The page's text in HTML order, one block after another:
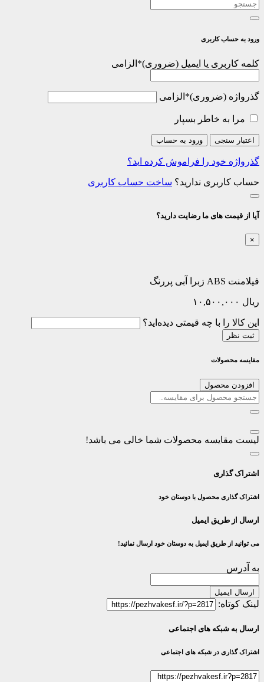
ورود به حساب کاربری
کلمه کاربری یا ایمیل * الزامی
گذرواژه * الزامی
مرا به خاطر بسپار
اعتبار سنجی ورود به حساب
گذرواژه خود را فراموش کرده اید؟
حساب کاربری ندارید؟ ساخت حساب کاربری
آیا از قیمت های ما رضایت دارید؟
×
فیلامنت ABS زبرا آبی پررنگ
ریال
این کالا را با چه قیمتی دیده‌اید؟
ثبت نظر
مقایسه محصولات
افزودن محصول
لیست مقایسه محصولات شما خالی می باشد!
اشتراک گذاری
اشتراک گذاری محصول با دوستان خود
ارسال از طریق ایمیل
می توانید از طریق ایمیل به دوستان خود ارسال نمائید!
به آدرس
ارسال ایمیل
لینک کوتاه:
ارسال به شبکه های اجتماعی
اشتراک گذاری در شبکه های اجتماعی